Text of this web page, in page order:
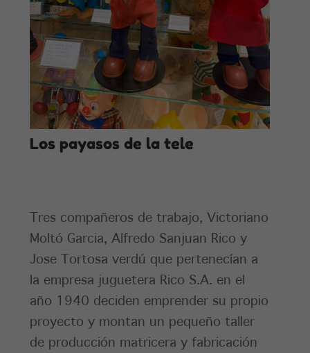
Los payasos de la tele
Tres compañeros de trabajo, Victoriano
Moltó Garcia, Alfredo Sanjuan Rico y
Jose Tortosa verdú que pertenecían a
la empresa juguetera Rico S.A. en el
año 1940 deciden emprender su propio
proyecto y montan un pequeño taller
de producción matricera y fabricación